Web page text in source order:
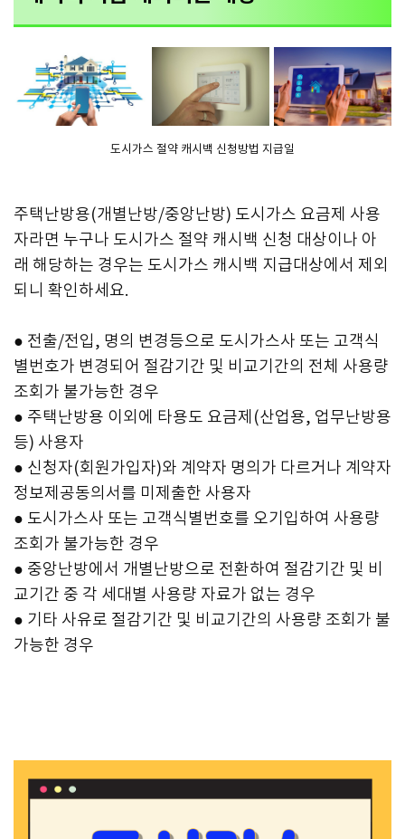
도시가스 절약 캐시백 신청방법 지급일
주택난방용(개별난방/중앙난방) 도시가스 요금제 사용
자라면 누구나 도시가스 절약 캐시백 신청 대상이나 아
래 해당하는 경우는 도시가스 캐시백 지급대상에서 제외
되니 확인하세요.
● 전출/전입, 명의 변경등으로 도시가스사 또는 고객식
별번호가 변경되어 절감기간 및 비교기간의 전체 사용량
조회가 불가능한 경우
● 주택난방용 이외에 타용도 요금제(산업용, 업무난방용
등) 사용자
● 신청자(회원가입자)와 계약자 명의가 다르거나 계약자
정보제공동의서를 미제출한 사용자
● 도시가스사 또는 고객식별번호를 오기입하여 사용량
조회가 불가능한 경우
● 중앙난방에서 개별난방으로 전환하여 절감기간 및 비
교기간 중 각 세대별 사용량 자료가 없는 경우
● 기타 사유로 절감기간 및 비교기간의 사용량 조회가 불
가능한 경우